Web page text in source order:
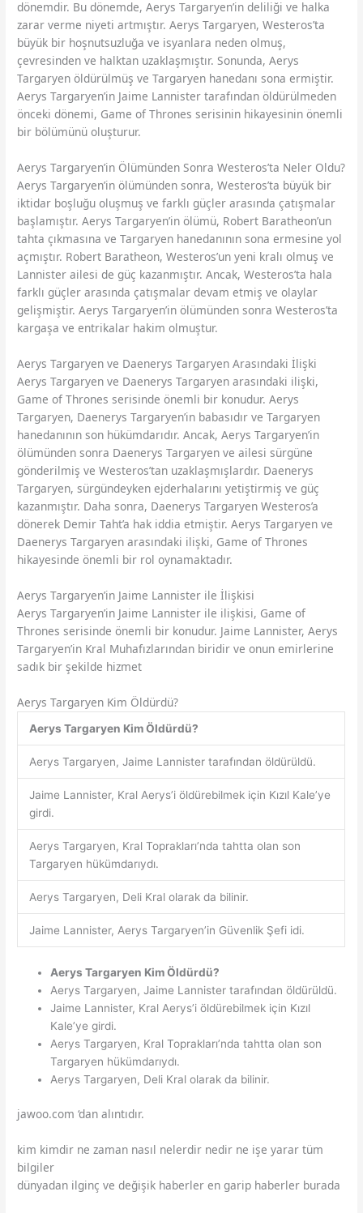
dönemdir. Bu dönemde, Aerys Targaryen’in deliliği ve halka
zarar verme niyeti artmıştır. Aerys Targaryen, Westeros’ta
büyük bir hoşnutsuzluğa ve isyanlara neden olmuş,
çevresinden ve halktan uzaklaşmıştır. Sonunda, Aerys
Targaryen öldürülmüş ve Targaryen hanedanı sona ermiştir.
Aerys Targaryen’in Jaime Lannister tarafından öldürülmeden
önceki dönemi, Game of Thrones serisinin hikayesinin önemli
bir bölümünü oluşturur.
Aerys Targaryen’in Ölümünden Sonra Westeros’ta Neler Oldu?
Aerys Targaryen’in ölümünden sonra, Westeros’ta büyük bir
iktidar boşluğu oluşmuş ve farklı güçler arasında çatışmalar
başlamıştır. Aerys Targaryen’in ölümü, Robert Baratheon’un
tahta çıkmasına ve Targaryen hanedanının sona ermesine yol
açmıştır. Robert Baratheon, Westeros’un yeni kralı olmuş ve
Lannister ailesi de güç kazanmıştır. Ancak, Westeros’ta hala
farklı güçler arasında çatışmalar devam etmiş ve olaylar
gelişmiştir. Aerys Targaryen’in ölümünden sonra Westeros’ta
kargaşa ve entrikalar hakim olmuştur.
Aerys Targaryen ve Daenerys Targaryen Arasındaki İlişki
Aerys Targaryen ve Daenerys Targaryen arasındaki ilişki,
Game of Thrones serisinde önemli bir konudur. Aerys
Targaryen, Daenerys Targaryen’in babasıdır ve Targaryen
hanedanının son hükümdarıdır. Ancak, Aerys Targaryen’in
ölümünden sonra Daenerys Targaryen ve ailesi sürgüne
gönderilmiş ve Westeros’tan uzaklaşmışlardır. Daenerys
Targaryen, sürgündeyken ejderhalarını yetiştirmiş ve güç
kazanmıştır. Daha sonra, Daenerys Targaryen Westeros’a
dönerek Demir Taht’a hak iddia etmiştir. Aerys Targaryen ve
Daenerys Targaryen arasındaki ilişki, Game of Thrones
hikayesinde önemli bir rol oynamaktadır.
Aerys Targaryen’in Jaime Lannister ile İlişkisi
Aerys Targaryen’in Jaime Lannister ile ilişkisi, Game of
Thrones serisinde önemli bir konudur. Jaime Lannister, Aerys
Targaryen’in Kral Muhafızlarından biridir ve onun emirlerine
sadık bir şekilde hizmet
Aerys Targaryen Kim Öldürdü?
Aerys Targaryen Kim Öldürdü?
Aerys Targaryen, Jaime Lannister tarafından öldürüldü.
Jaime Lannister, Kral Aerys’i öldürebilmek için Kızıl Kale’ye
girdi.
Aerys Targaryen, Kral Toprakları’nda tahtta olan son
Targaryen hükümdarıydı.
Aerys Targaryen, Deli Kral olarak da bilinir.
Jaime Lannister, Aerys Targaryen’in Güvenlik Şefi idi.
Aerys Targaryen Kim Öldürdü?
Aerys Targaryen, Jaime Lannister tarafından öldürüldü.
Jaime Lannister, Kral Aerys’i öldürebilmek için Kızıl
Kale’ye girdi.
Aerys Targaryen, Kral Toprakları’nda tahtta olan son
Targaryen hükümdarıydı.
Aerys Targaryen, Deli Kral olarak da bilinir.
jawoo.com ‘dan alıntıdır.
kim kimdir ne zaman nasıl nelerdir nedir ne işe yarar tüm
bilgiler
dünyadan ilginç ve değişik haberler en garip haberler burada